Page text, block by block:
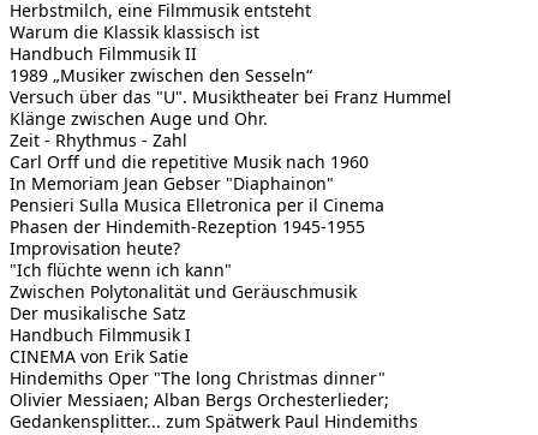
Herbstmilch, eine Filmmusik entsteht
Warum die Klassik klassisch ist
Handbuch Filmmusik II
1989 „Musiker zwischen den Sesseln“
Versuch über das "U". Musiktheater bei Franz Hummel
Klänge zwischen Auge und Ohr.
Zeit - Rhythmus - Zahl
Carl Orff und die repetitive Musik nach 1960
In Memoriam Jean Gebser "Diaphainon"
Pensieri Sulla Musica Elletronica per il Cinema
Phasen der Hindemith-Rezeption 1945-1955
Improvisation heute?
"Ich flüchte wenn ich kann"
Zwischen Polytonalität und Geräuschmusik
Der musikalische Satz
Handbuch Filmmusik I
CINEMA von Erik Satie
Hindemiths Oper "The long Christmas dinner"
Olivier Messiaen; Alban Bergs Orchesterlieder;
Gedankensplitter... zum Spätwerk Paul Hindemiths